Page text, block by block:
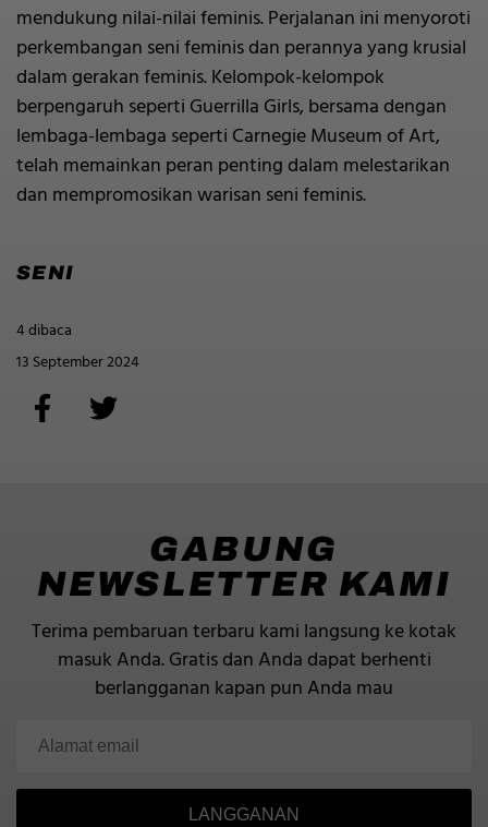
mendukung nilai-nilai feminis. Perjalanan ini menyoroti
perkembangan seni feminis dan perannya yang krusial
dalam gerakan feminis. Kelompok-kelompok
berpengaruh seperti Guerrilla Girls, bersama dengan
lembaga-lembaga seperti Carnegie Museum of Art,
telah memainkan peran penting dalam melestarikan
dan mempromosikan warisan seni feminis.
SENI
4 dibaca
13 September 2024
GABUNG
NEWSLETTER KAMI
Terima pembaruan terbaru kami langsung ke kotak
masuk Anda.Gratis dan Anda dapat berhenti
berlangganan kapan pun Anda mau
LANGGANAN